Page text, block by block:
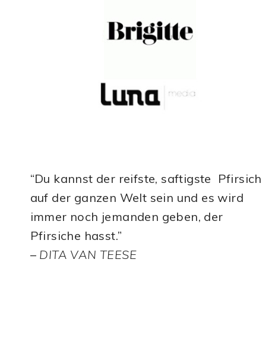
“Du kannst der reifste, saftigste Pfirsich
auf der ganzen Welt sein und es wird
immer noch jemanden geben, der
Pfirsiche hasst.”
– DITA VAN TEESE